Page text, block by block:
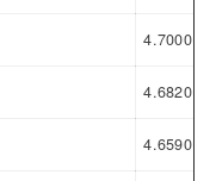
4.7000
4.6820
4.6590